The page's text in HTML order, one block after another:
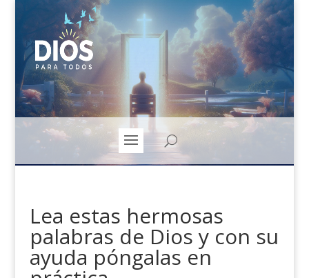
Lea estas hermosas
palabras de Dios y con su
ayuda póngalas en